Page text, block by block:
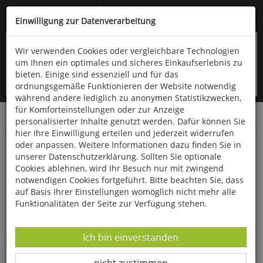
Kompletten Head der Seite überspringen
oder (06766) 9323-960
Startseite Bücher Psychologie
Mind your Glücksschwein
Einwilligung zur Datenverarbeitung
Wir verwenden Cookies oder vergleichbare Technologien
um Ihnen ein optimales und sicheres Einkaufserlebnis zu
bieten. Einige sind essenziell und für das
ordnungsgemäße Funktionieren der Website notwendig
während andere lediglich zu anonymen Statistikzwecken,
für Komforteinstellungen oder zur Anzeige
personalisierter Inhalte genutzt werden. Dafür können Sie
hier Ihre Einwilligung erteilen und jederzeit widerrufen
oder anpassen. Weitere Informationen dazu finden Sie in
unserer Datenschutzerklärung. Sollten Sie optionale
Cookies ablehnen, wird Ihr Besuch nur mit zwingend
notwendigen Cookies fortgeführt. Bitte beachten Sie, dass
auf Basis Ihrer Einstellungen womöglich nicht mehr alle
Funktionalitäten der Seite zur Verfügung stehen.
Datenverarbeitung -
Ich bin einverstanden